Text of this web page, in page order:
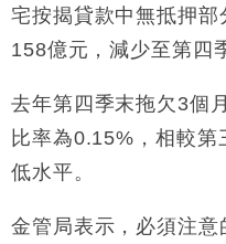
15:47
粦接任
15:11
財經｜韓股反覆
13:44
財經｜內地7月美
日圓干預創新高
宅按揭貸款中無抵押
158億元，減少至第四
去年第四季末拖欠3個
比率為0.15%，相較
低水平。
金管局表示，必須注